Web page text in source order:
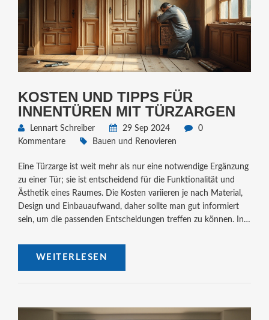
KOSTEN UND TIPPS FÜR
INNENTÜREN MIT TÜRZARGEN
Lennart Schreiber 29 Sep 2024
0
Kommentare
Bauen und Renovieren
Eine Türzarge ist weit mehr als nur eine notwendige Ergänzung
zu einer Tür; sie ist entscheidend für die Funktionalität und
Ästhetik eines Raumes. Die Kosten variieren je nach Material,
Design und Einbauaufwand, daher sollte man gut informiert
sein, um die passenden Entscheidungen treffen zu können. In
darunter Materialkosten, Einfluss von Handwerkerkosten und
einige Spartipps. So kann man kluge Entscheidungen für
Innentüren und ihre Zargen treffen. Praktische Informationen
WEITERLESEN